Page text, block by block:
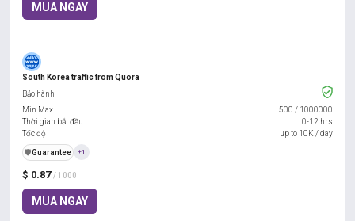
MUA NGAY
South Korea traffic from Quora
$ 0.87 / 1000
MUA NGAY
Bảo hành
Min Max
500 / 1000000
Thời gian bắt đầu
0-12 hrs
Tốc độ
up to 10K / day
️🛡️Guarantee +1